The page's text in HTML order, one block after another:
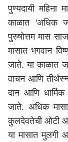
पुण्यदायी
काळात 'अधिक
पुरुषोत्तम मास
मासात भगवान
जाते. या काळात
वाचन आणि
दान आणि धार्मिक
जाते. अधिक
कुलदेवतेची ओटी
या मासात मुलगी